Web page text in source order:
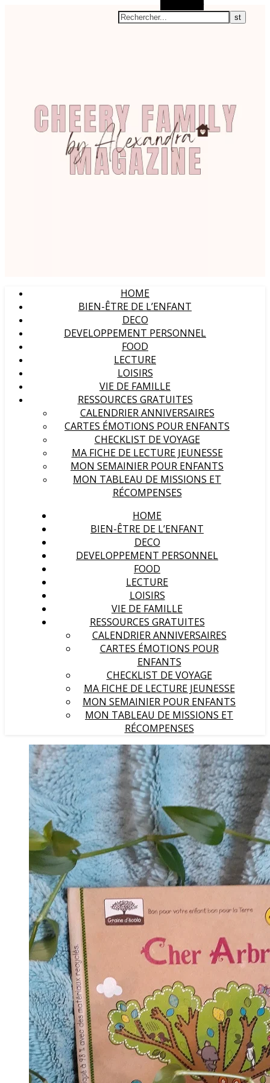
HOME
BIEN-ÊTRE DE L’ENFANT
DECO
DEVELOPPEMENT PERSONNEL
FOOD
LECTURE
LOISIRS
VIE DE FAMILLE
RESSOURCES GRATUITES
CALENDRIER ANNIVERSAIRES
CARTES ÉMOTIONS POUR ENFANTS
CHECKLIST DE VOYAGE
MA FICHE DE LECTURE JEUNESSE
MON SEMAINIER POUR ENFANTS
MON TABLEAU DE MISSIONS ET
RÉCOMPENSES
HOME
BIEN-ÊTRE DE L’ENFANT
DECO
DEVELOPPEMENT PERSONNEL
FOOD
LECTURE
LOISIRS
VIE DE FAMILLE
RESSOURCES GRATUITES
CALENDRIER ANNIVERSAIRES
CARTES ÉMOTIONS POUR
ENFANTS
CHECKLIST DE VOYAGE
MA FICHE DE LECTURE JEUNESSE
MON SEMAINIER POUR ENFANTS
MON TABLEAU DE MISSIONS ET
RÉCOMPENSES